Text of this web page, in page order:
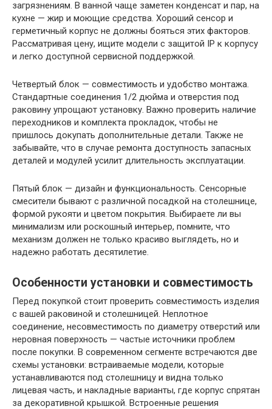
загрязнениям. В ванной чаще заметен конденсат и пар, на
кухне — жир и моющие средства. Хороший сенсор и
герметичный корпус не должны бояться этих факторов.
Рассматривая цену, ищите модели с защитой IP к корпусу
и легко доступной сервисной поддержкой.
Четвертый блок — совместимость и удобство монтажа.
Стандартные соединения 1/2 дюйма и отверстия под
раковину упрощают установку. Важно проверить наличие
переходников и комплекта прокладок, чтобы не
пришлось докупать дополнительные детали. Также не
забывайте, что в случае ремонта доступность запасных
деталей и модулей усилит длительность эксплуатации.
Пятый блок — дизайн и функциональность. Сенсорные
смесители бывают с различной посадкой на столешнице,
формой рукояти и цветом покрытия. Выбираете ли вы
минимализм или роскошный интерьер, помните, что
механизм должен не только красиво выглядеть, но и
надежно работать десятилетие.
Особенности установки и совместимость
Перед покупкой стоит проверить совместимость изделия
с вашей раковиной и столешницей. Неплотное
соединение, несовместимость по диаметру отверстий или
неровная поверхность — частые источники проблем
после покупки. В современном сегменте встречаются две
схемы установки: встраиваемые модели, которые
устанавливаются под столешницу и видна только
лицевая часть, и накладные варианты, где корпус спрятан
за декоративной крышкой. Встроенные решения